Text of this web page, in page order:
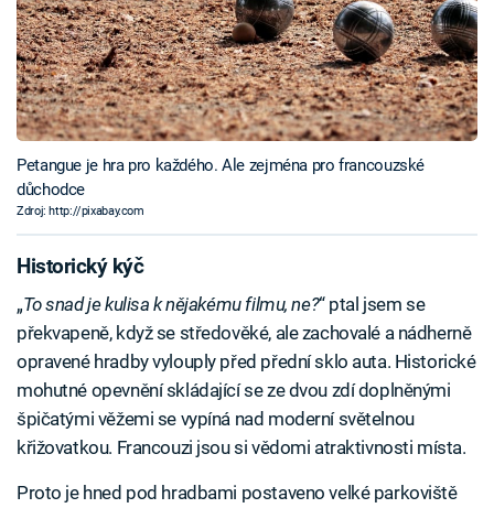
Petangue je hra pro každého. Ale zejména pro francouzské
důchodce
Zdroj: http://pixabay.com
Historický kýč
„To snad je kulisa k nějakému filmu, ne?“ ptal jsem se
překvapeně, když se středověké, ale zachovalé a nádherně
opravené hradby vylouply před přední sklo auta. Historické
mohutné opevnění skládající se ze dvou zdí doplněnými
špičatými věžemi se vypíná nad moderní světelnou
křižovatkou. Francouzi jsou si vědomi atraktivnosti místa.
Proto je hned pod hradbami postaveno velké parkoviště